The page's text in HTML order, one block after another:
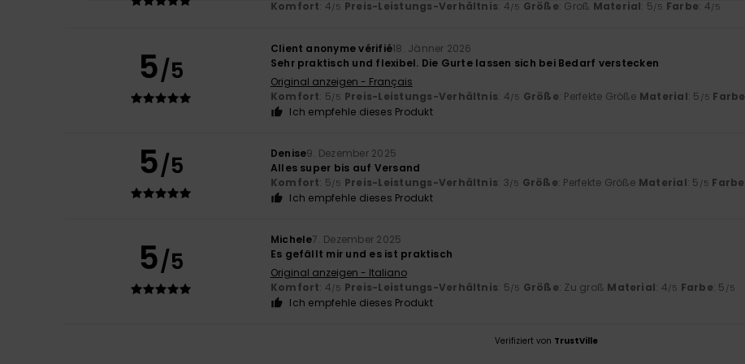
Komfort: 4/5 Preis-Leistungs-Verhältnis: 4/5 Größe: Groß Material: 5/5 Farbe: 4/5
5/5
Client anonyme vérifié18. Jänner 2026
Sehr praktisch und flexibel. Die Gurte lassen sich bei Bedarf verstecken
Original anzeigen - Français
Komfort: 5/5 Preis-Leistungs-Verhältnis: 4/5 Größe: Perfekte Größe Material: 5 /5 Farbe
Ich empfehle dieses Produkt
5/5 Denise9. Dezember 2025
Alles super bis auf Versand
Komfort: 5/5 Preis-Leistungs-Verhältnis: 3/5 Größe: Perfekte Größe Material: 5 /5 Farbe
Ich empfehle dieses Produkt
5/5
Michele7. Dezember 2025
Es gefällt mir und es ist praktisch
Original anzeigen - Italiano
Komfort: 4/5 Preis-Leistungs-Verhältnis: 5/5 Größe: Zu groß Material: 4/5 Farbe: 5 /5
Ich empfehle dieses Produkt
Verifiziert von TrustVille